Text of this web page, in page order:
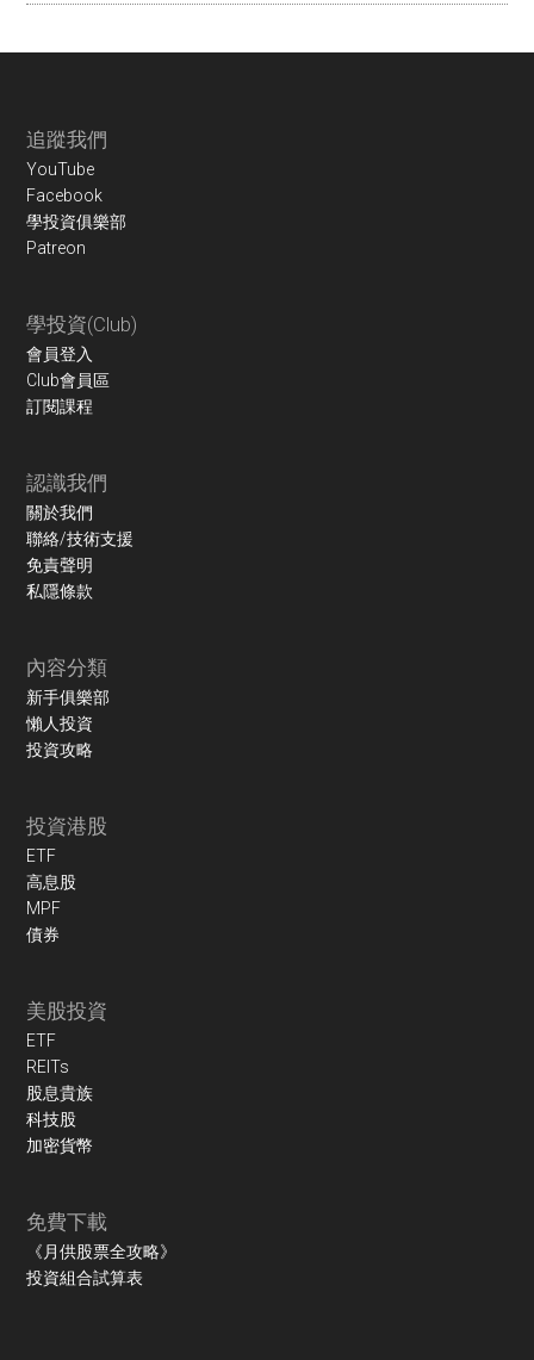
Footer
追蹤我們
YouTube
Facebook
學投資俱樂部
Patreon
學投資(Club)
會員登入
Club會員區
訂閱課程
認識我們
關於我們
聯絡/技術支援
免責聲明
私隱條款
內容分類
新手俱樂部
懶人投資
投資攻略
投資港股
ETF
高息股
MPF
債券
美股投資
ETF
REITs
股息貴族
科技股
加密貨幣
免費下載
《月供股票全攻略》
投資組合試算表